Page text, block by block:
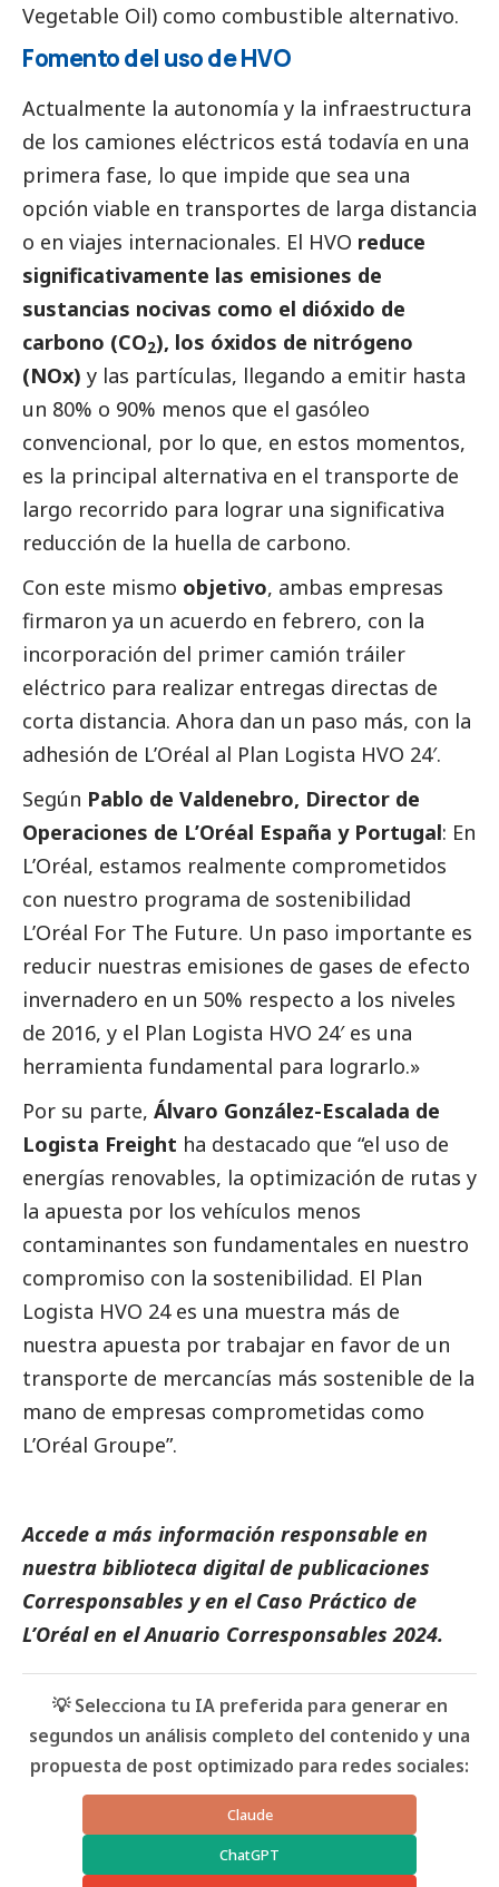
Vegetable Oil) como combustible alternativo.
Fomento del uso de HVO
Actualmente la autonomía y la infraestructura
de los camiones eléctricos está todavía en una
primera fase, lo que impide que sea una
opción viable en transportes de larga distancia
o en viajes internacionales. El HVO reduce
significativamente las emisiones de
sustancias nocivas como el dióxido de
carbono (CO2), los óxidos de nitrógeno
(NOx) y las partículas, llegando a emitir hasta
un 80% o 90% menos que el gasóleo
convencional, por lo que, en estos momentos,
es la principal alternativa en el transporte de
largo recorrido para lograr una significativa
reducción de la huella de carbono.
Con este mismo objetivo, ambas empresas
firmaron ya un acuerdo en febrero, con la
incorporación del primer camión tráiler
eléctrico para realizar entregas directas de
corta distancia. Ahora dan un paso más, con la
adhesión de L’Oréal al Plan Logista HVO 24′.
Según Pablo de Valdenebro, Director de
Operaciones de L’Oréal España y Portugal: En
L’Oréal, estamos realmente comprometidos
con nuestro programa de sostenibilidad
L’Oréal For The Future. Un paso importante es
reducir nuestras emisiones de gases de efecto
invernadero en un 50% respecto a los niveles
de 2016, y el Plan Logista HVO 24′ es una
herramienta fundamental para lograrlo.»
Por su parte, Álvaro González-Escalada de
Logista Freight ha destacado que “el uso de
energías renovables, la optimización de rutas y
la apuesta por los vehículos menos
contaminantes son fundamentales en nuestro
compromiso con la sostenibilidad. El Plan
Logista HVO 24 es una muestra más de
nuestra apuesta por trabajar en favor de un
transporte de mercancías más sostenible de la
mano de empresas comprometidas como
L’Oréal Groupe”.
Accede a más información responsable en
nuestra biblioteca digital de publicaciones
Corresponsables y en el Caso Práctico de
L’Oréalen elAnuario Corresponsables 2024.
💡 Selecciona tu IA preferida para generar en
segundos un análisis completo del contenido y una
propuesta de post optimizado para redes sociales:
Claude
ChatGPT